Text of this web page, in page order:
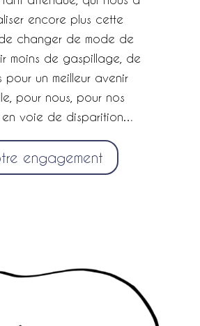
encore plus cette
changer de mode de
moins de gaspillage, de
pour un meilleur avenir
pour nous, pour nos
en voie de disparition…
engagement